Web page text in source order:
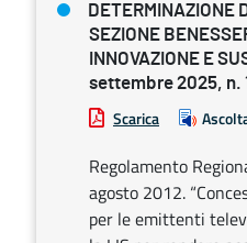
DETERMINAZIONE
SEZIONE
INNOVAZIONE E
settembre 2025, n.
Scarica
Regolamento
agosto 2012.
per le emittenti